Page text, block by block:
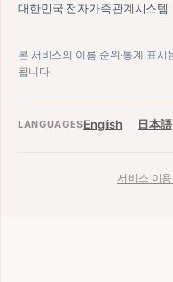
대한민국 전자가족관계시스템
본 서비스의 이름 순위·통계 표
됩니다.
LANGUAGESEnglish 日本語
서비스 이